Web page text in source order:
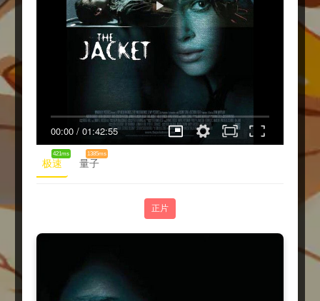
00:00/ 01:42:55
极速
421ms
量子
1385ms
正片